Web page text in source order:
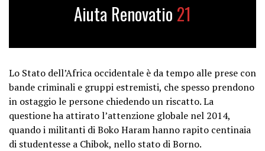
Aiuta Renovatio 21
Lo Stato dell’Africa occidentale è da tempo alle prese con
bande criminali e gruppi estremisti, che spesso prendono
in ostaggio le persone chiedendo un riscatto. La
questione ha attirato l’attenzione globale nel 2014,
quando i militanti di Boko Haram hanno rapito centinaia
di studentesse a Chibok, nello stato di Borno.